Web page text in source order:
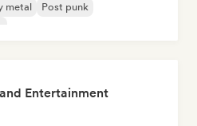
metal
Post punk
Entertainment